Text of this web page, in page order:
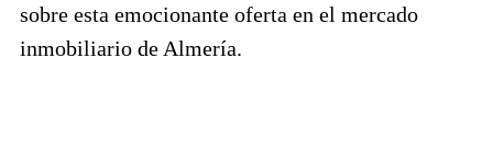
sobre esta emocionante oferta en el mercado
inmobiliario de Almería.